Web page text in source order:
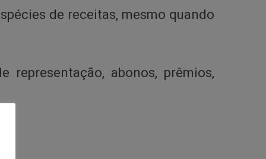
de receitas, mesmo quando
representação, abonos, prêmios,